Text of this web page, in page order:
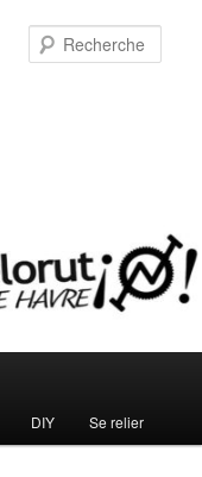
DIY Se relier